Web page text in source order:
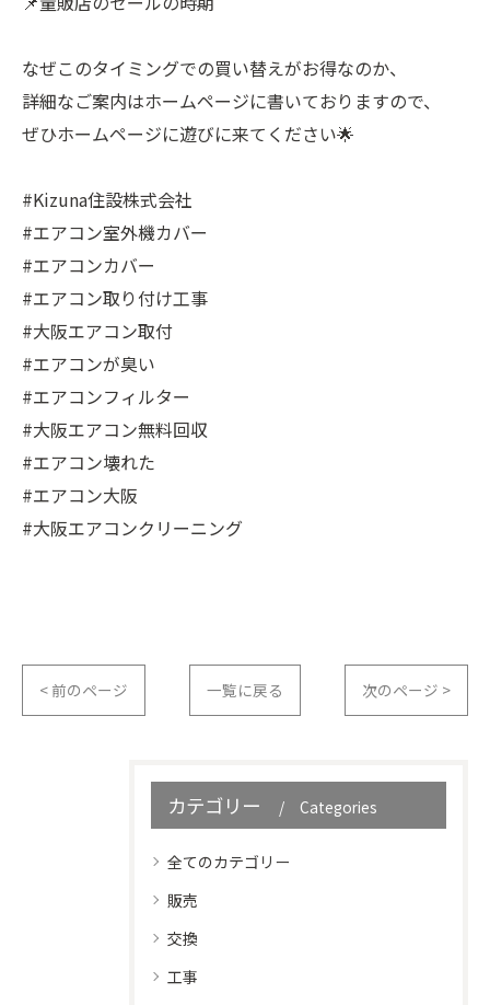
なぜこのタイミングでの買い替えがお得なのか、
詳細なご案内はホームページに書いておりますので、
ぜひホームページに遊びに来てください🌟
#Kizuna住設株式会社
#エアコン室外機カバー
#エアコンカバー
#エアコン取り付け工事
#大阪エアコン取付
#エアコンが臭い
#エアコンフィルター
#大阪エアコン無料回収
#エアコン壊れた
#エアコン大阪
#大阪エアコンクリーニング
< 前のページ 一覧に戻る 次のページ >
カテゴリー Categories
全てのカテゴリー
販売
交換
工事